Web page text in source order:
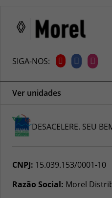
Ver unidades
SIGA-NOS:
DESACELERE. SEU
CNPJ: 15.039.153/0001-10
Razão Social: Morel